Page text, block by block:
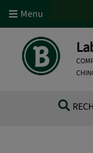
Menu